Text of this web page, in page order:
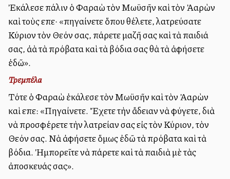
Ἐκάλεσε πάλιν ὁ Φαραὼ τὸν Μωϋσῆν καὶ τὸν Ἀαρὼν
καὶ τοὺς εἶπε· «πηγαίνετε ὅπου θέλετε, λατρεύσατε
Κύριον τὸν Θεόν σας, πάρετε μαζῆ σας καὶ τὰ παιδιά
σας, ἀλλὰ τὰ πρόβατα καὶ τὰ βόδια σας θὰ τὰ ἀφήσετε
ἐδῶ».
Τρεμπέλα
Τότε ὁ Φαραὼ ἐκάλεσε τὸν Μωϋσῆν καὶ τὸν Ἀαρὼν
καὶ εἶπε: «Πηγαίνετε. Ἔχετε τὴν ἄδειαν νὰ φύγετε, διὰ
νὰ προσφέρετε τὴν λατρείαν σας εἰς τὸν Κύριον, τὸν
Θεόν σας. Νὰ ἀφήσετε ὅμως ἐδῶ τὰ πρόβατα καὶ τὰ
βόδια. Ἠμπορεῖτε νὰ πάρετε καὶ τὰ παιδιὰ μὲ τὰς
ἀποσκευάς σας».